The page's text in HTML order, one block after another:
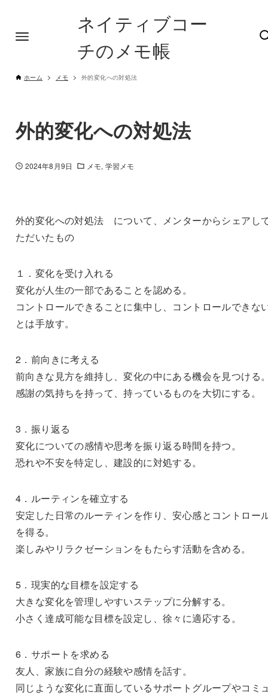
ネイティブコー
チのメモ帳
ホーム メモ 外的変化への対処法
外的変化への対処法
2024年8月9日 メモ 学習メモ
外的変化への対処法 について、メンターからシェアし
ただいたもの
１．変化を受け入れる
変化が人生の一部であることを認める。
コントロールできることに集中し、コントロールできな
とは手放す。
2．前向きに考える
前向きな見方を維持し、変化の中にある機会を見つける
感謝の気持ちを持って、持っているものを大切にする。
3．振り返る
変化についての感情や思考を振り返る時間を持つ。
恐れや不安を特定し、建設的に対処する。
4．ルーティンを確立する
安定した日常のルーティンを作り、安心感とコントロー
を得る。
楽しみやリラクゼーションをもたらす活動を含める。
5．現実的な目標を設定する
大きな変化を管理しやすいステップに分解する。
小さく達成可能な目標を設定し、徐々に適応する。
6．サポートを求める
友人、家族に自分の経験や感情を話す。
同じような変化に直面しているサポートグループやコミ